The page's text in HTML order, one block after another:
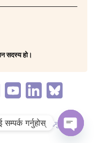
सदस्य हो।
निर्मितफस्टाउनुहोस्
सम्पर्क गर्नुहोस्